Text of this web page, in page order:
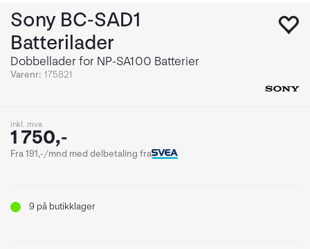
Sony BC-SAD1
Batterilader
Dobbellader for NP-SA100 Batterier
Varenr: 175821
inkl. mva
1 750,-
Fra 191,-/mnd med delbetaling fra
9 på butikklager